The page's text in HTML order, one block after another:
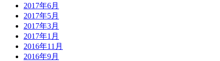
2017年6月
2017年5月
2017年3月
2017年1月
2016年11月
2016年9月